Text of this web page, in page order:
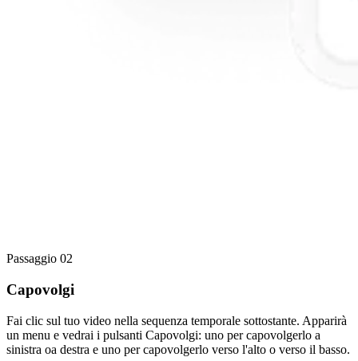
Passaggio 02
Capovolgi
Fai clic sul tuo video nella sequenza temporale sottostante. Apparirà
un menu e vedrai i pulsanti Capovolgi: uno per capovolgerlo a
sinistra oa destra e uno per capovolgerlo verso l'alto o verso il basso.